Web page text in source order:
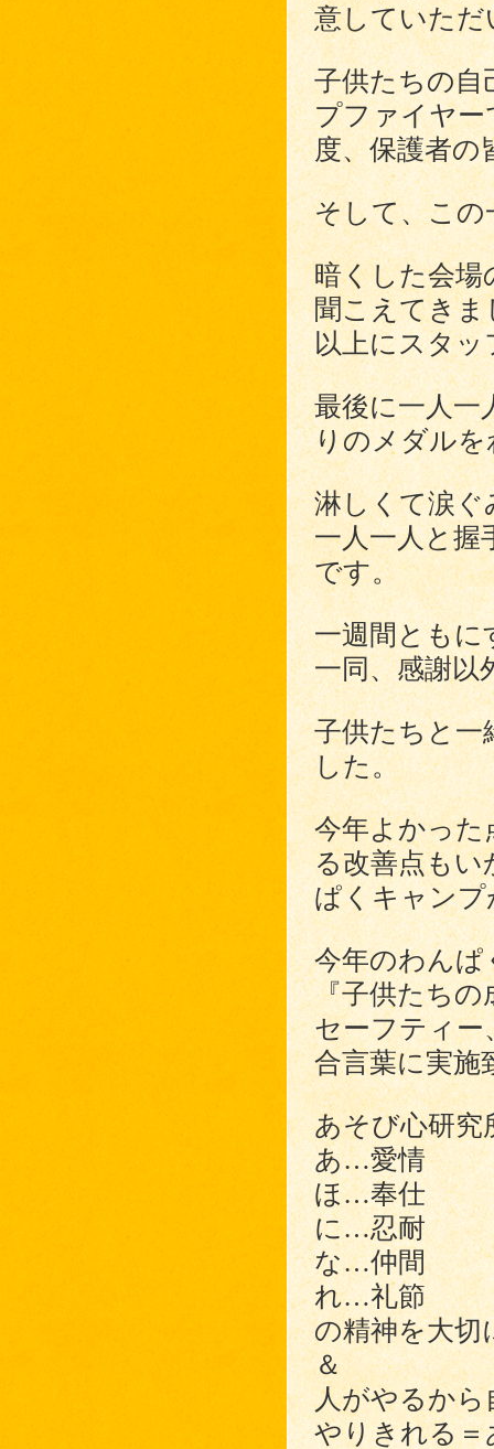
意していただ
子供たちの自
プファイヤー
度、保護者の
そして、この
暗くした会場
聞こえてきま
以上にスタ
最後に一人一
りのメダル
淋しくて涙ぐ
一人一人と握
です。
一週間ともに
一同、感謝以
子供たちと一
した。
今年よかった
る改善点もい
ぱくキャンプ
今年のわん
『子供たち
セーフティー
合言葉に実施
あそび心研究
あ…愛情
ほ…奉仕
に…忍耐
な…仲間
れ…礼節
の精神を大切
＆
人がやるから
やりきれる